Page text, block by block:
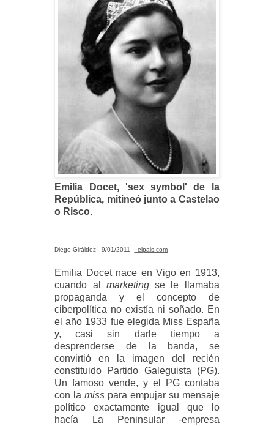
Emilia Docet, 'sex symbol' de la
República, mitineó junto a Castelao
o Risco.
Diego Giráldez - 9/01/2011 - elpais.com
Emilia Docet nace en Vigo en 1913,
cuando al
marketing se le llamaba
propaganda y el concepto de
ciberpolítica no existía ni soñado. En
el año 1933 fue elegida Miss España
y, casi sin darle tiempo a
desprenderse de la banda, se
convirtió en la imagen del recién
constituido Partido Galeguista (PG).
Un famoso vende, y el PG contaba
con la miss para empujar su mensaje
político exactamente igual que lo
hacía La Peninsular -empresa